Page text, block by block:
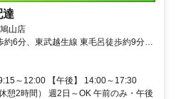
達
山店
6分、東武越生線 東毛呂徒歩約9分、
毛呂駅より徒歩6分
～12:00 【午後】 14:00～17:30
憩2時間） 週2日～OK 午前のみ・午後